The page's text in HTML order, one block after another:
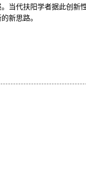
当代扶阳学者据此创新
新思路。